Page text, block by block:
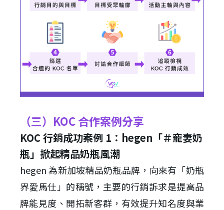
（三）KOC 合作案例分享
KOC 行銷成功案例 1：hegen「＃寵妻奶
瓶」掀起精品奶瓶風潮
hegen 為新加坡精品奶瓶品牌，向來有「奶瓶
界愛馬仕」的稱號，主要的行銷訴求是提高品
牌能見度、開拓新客群，有效提升知名度與業